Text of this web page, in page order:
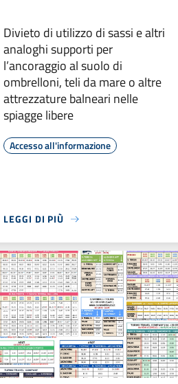
Divieto di utilizzo di sassi e altri
analoghi supporti per
l’ancoraggio al suolo di
ombrelloni, teli da mare o altre
attrezzature balneari nelle
spiagge libere
Accesso all'informazione
LEGGI DI PIÙ